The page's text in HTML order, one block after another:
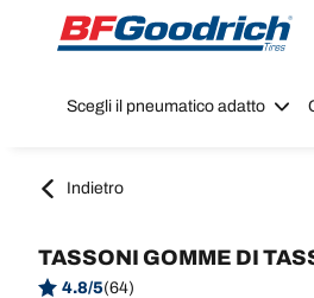
Go to page content
Go to page
Scegli il pneumatico adatto
Indietro
TASSONI GOMME DI
4.8/5(64)